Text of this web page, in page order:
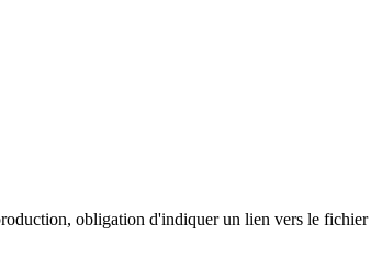
obligation d'indiquer un lien vers le fichier